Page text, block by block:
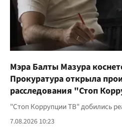
Мэра Балты Мазура
Прокуратура открыла
расследования "Стоп
"Стоп Коррупции ТВ" добились
7.08.2026 10:23